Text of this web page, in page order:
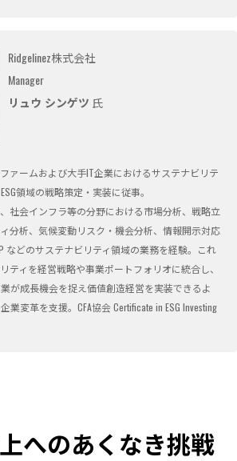
Ridgelinez株式会社
Manager
リュウ シンゲツ 氏
ァームおよび大手IT企業におけるサステナビリテ
領域の戦略策定・実装に従事。
社会インフラ等の分野における市場分析、戦略立
分析、気候変動リスク・機会分析、情報開示対応
などのサステナビリティ領域の業務を経験。これ
ティを経営戦略や事業ポートフォリオに統合し、
が成長機会を捉え価値創造経営を実装できるよ
業変革を支援。CFA協会 Certificate in ESG Investing
へのあくなき挑戦